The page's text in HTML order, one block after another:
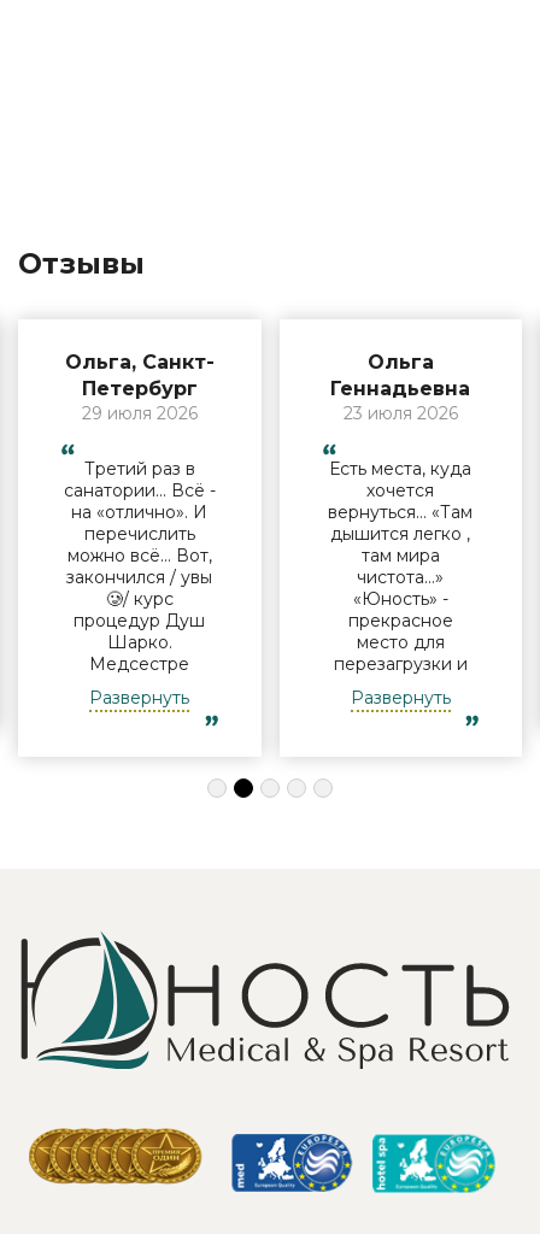
Отзывы
Ольга, Санкт-
Петербург
29 июля 2026
Третий раз в
санатории… Всё -
на «отлично». И
перечислить
можно всё… Вот,
закончился / увы
🥲/ курс
процедур Душ
Шарко.
Медсестре
Виктории -
огромная
благодарность за
для клиента! Вот
услуги уколов
озона или
углекислого газа;)
Тут главное,
чтобы
высококлассные
процедуры, в
отпуск ходили
попеременно;
Развернуть
Ольга
Геннадьевна
23 июля 2026
Есть места, куда
хочется
вернуться… «Там
дышится легко ,
там мира
чистота…»
«Юность» -
прекрасное
место для
перезагрузки и
полноценного
отдыха
Шикарные аква
спортивными
море цветов,
фонтаны и
собственный
остров для
уединиться.
Близость к
Минску для меня
Развернуть